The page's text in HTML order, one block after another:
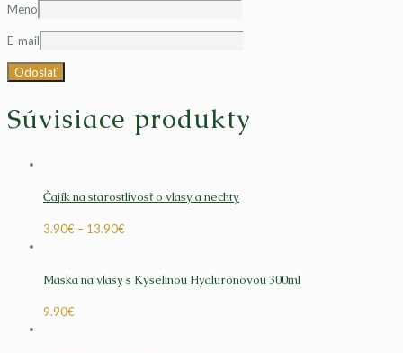
Meno
E-mail
Súvisiace produkty
Čajík na starostlivosť o vlasy a nechty
3.90€ – 13.90€
Maska na vlasy s Kyselinou Hyalurónovou 300ml
9.90€